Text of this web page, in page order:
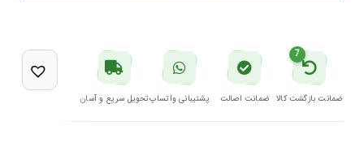
پیرکاردین
عدد
7
ضمانت بازگشت کالا ضمانت اصالت پشتیبانی واتساپتحویل سریع و آسان